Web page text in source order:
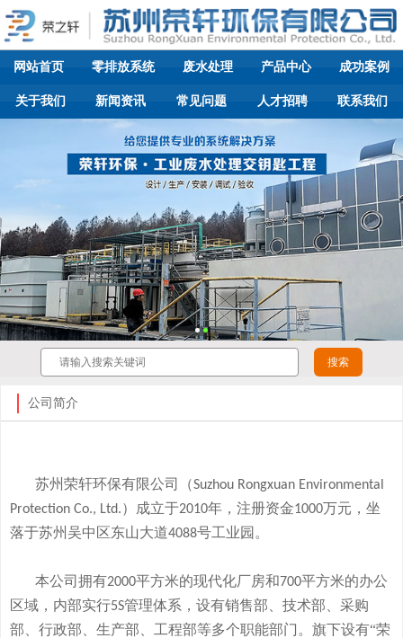
网站首页 零排放系统 废水处理 产品中心 成功案例
关于我们 新闻资讯 常见问题 人才招聘 联系我们
公司简介
苏州荣轩环保有限公司（Suzhou Rongxuan Environmental
Protection Co., Ltd.）成立于2010年，注册资金1000万元，坐
落于苏州吴中区东山大道4088号工业园。
本公司拥有2000平方米的现代化厂房和700平方米的办公
区域，内部实行5S管理体系，设有销售部、技术部、采购
部、行政部、生产部、工程部等多个职能部门。旗下设有“荣